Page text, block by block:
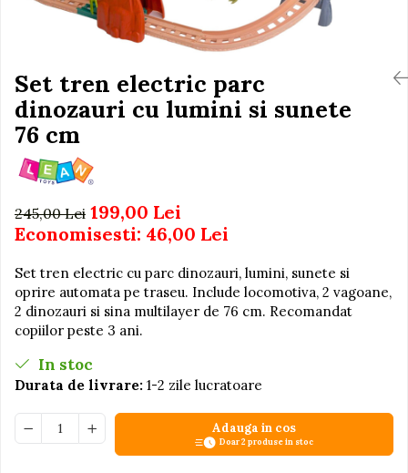
Jucarii de baie
Seturi de frumusete
Caluti balansoar
Interactive, educative si
muzicale
Ateliere si unelte
Blocuri de constructie
Covorase de dans
Creative
De plus
Electrocasnice si bucatarii
Jocuri de indemanare
Jucarii educative din lemn
Ingrijire cosmetica mamici
Perioada Sarcinii
Pompe de san
Sisteme De Purtare
Set tren electric parc
dinozauri cu lumini si sunete
76 cm
245,00 Lei 199,00 Lei
Economisesti: 46,00 Lei
Set tren electric cu parc dinozauri, lumini, sunete si
oprire automata pe traseu. Include locomotiva, 2 vagoane,
2 dinozauri si sina multilayer de 76 cm. Recomandat
copiilor peste 3 ani.
In stoc
Durata de livrare: 1-2 zile lucratoare
Adauga in cos
Doar 2 produse in stoc